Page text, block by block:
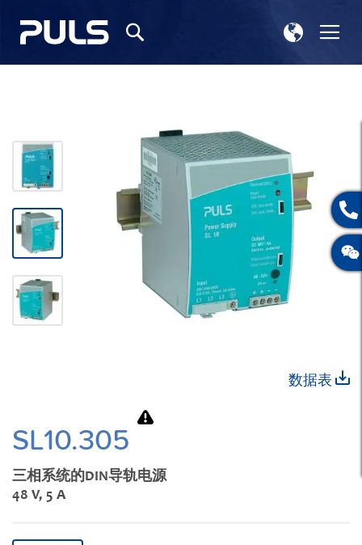
导
选
择
SL10.305
三相系统的DIN导轨电源
48 V, 5 A
数据表
尾
图
片
库
图
像
库
开